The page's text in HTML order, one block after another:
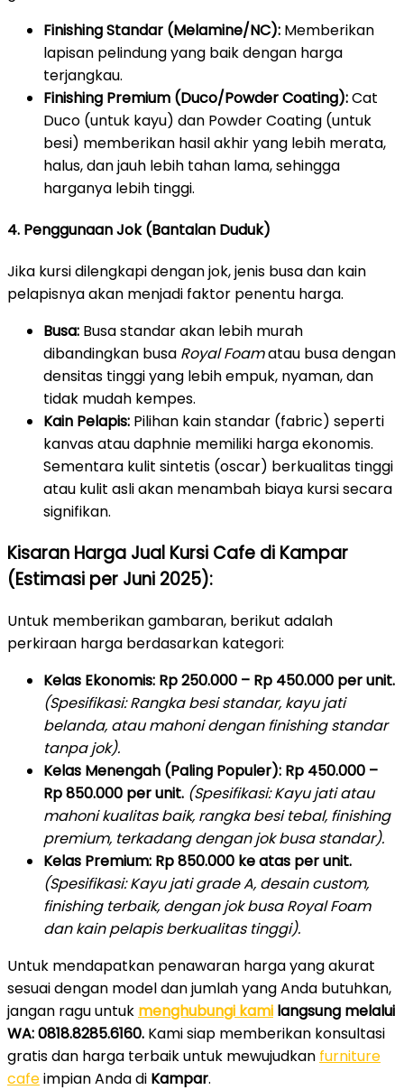
Finishing Standar (Melamine/NC): Memberikan
lapisan pelindung yang baik dengan harga
terjangkau.
Finishing Premium (Duco/Powder Coating):Cat
Duco (untuk kayu) dan Powder Coating (untuk
besi) memberikan hasil akhir yang lebih merata,
halus, dan jauh lebih tahan lama, sehingga
harganya lebih tinggi.
4. Penggunaan Jok (Bantalan Duduk)
Jika kursi dilengkapi dengan jok, jenis busa dan kain
pelapisnya akan menjadi faktor penentu harga.
Busa: Busa standar akan lebih murah
dibandingkan busa Royal Foamatau busa dengan
densitas tinggi yang lebih empuk, nyaman, dan
tidak mudah kempes.
Kain Pelapis: Pilihan kain standar (fabric) seperti
kanvas atau daphnie memiliki harga ekonomis.
Sementara kulit sintetis (oscar) berkualitas tinggi
atau kulit asli akan menambah biaya kursi secara
signifikan.
Kisaran Harga Jual Kursi Cafe di Kampar
(Estimasi per Juni 2025):
Untuk memberikan gambaran, berikut adalah
perkiraan harga berdasarkan kategori:
Kelas Ekonomis: Rp 250.000 – Rp 450.000 per unit.
(Spesifikasi: Rangka besi standar, kayu jati
belanda, atau mahoni dengan finishing standar
tanpa jok).
Kelas Menengah (Paling Populer): Rp 450.000 –
Rp 850.000 per unit. (Spesifikasi: Kayu jati atau
mahoni kualitas baik, rangka besi tebal, finishing
premium, terkadang dengan jok busa standar).
Kelas Premium: Rp 850.000 ke atas per unit.
(Spesifikasi: Kayu jati grade A, desain custom,
finishing terbaik, dengan jok busa Royal Foam
dan kain pelapis berkualitas tinggi).
Untuk mendapatkan penawaran harga yang akurat
sesuai dengan model dan jumlah yang Anda butuhkan,
jangan ragu untuk menghubungi kami langsung melalui
WA: 0818.8285.6160. Kami siap memberikan konsultasi
gratis dan harga terbaik untuk mewujudkan furniture
cafeimpian Anda di Kampar.